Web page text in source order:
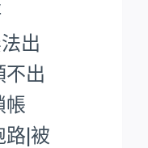
出
不出
帳
路|被